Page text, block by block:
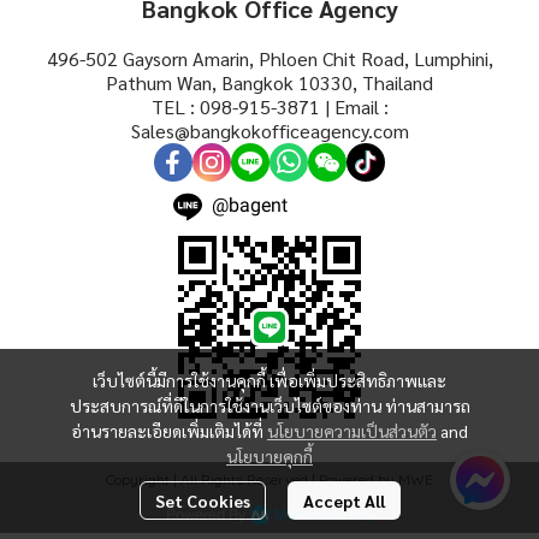
เว็บไซต์นี้มีการใช้งานคุกกี้ เพื่อเพิ่มประสิทธิภาพและ
ประสบการณ์ที่ดีในการใช้งานเว็บไซต์ของท่าน ท่านสามารถ
อ่านรายละเอียดเพิ่มเติมได้ที่ นโยบายความเป็นส่วนตัว and
นโยบายคุกกี้
Set Cookies Accept All
Bangkok Office Agency
496-502 Gaysorn Amarin, Phloen Chit Road, Lumphini,
Pathum Wan, Bangkok 10330, Thailand
TEL : 098-915-3871 | Email :
Sales@bangkokofficeagency.com
@bagent
Copyright | All Rights Reserved | Powered by MWE
Powered By MakeWebEasy